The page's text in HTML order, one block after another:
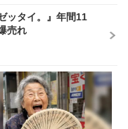
ッタイ。』年間11
売れ